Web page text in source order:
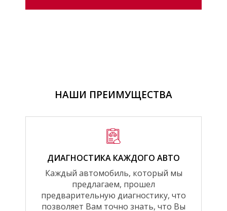
НАШИ ПРЕИМУЩЕСТВА
ДИАГНОСТИКА КАЖДОГО АВТО
Каждый автомобиль, который мы
предлагаем, прошел
предварительную диагностику, что
позволяет Вам точно знать, что Вы